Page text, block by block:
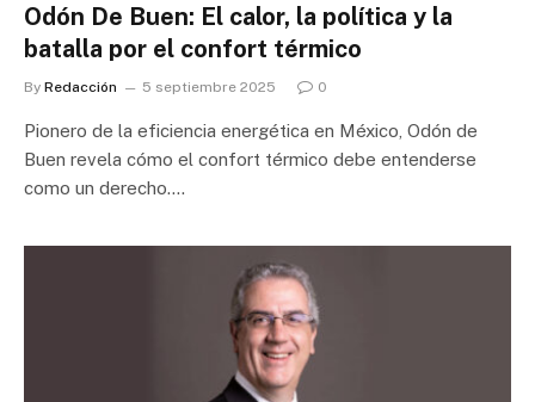
Odón De Buen: El calor, la política y la
batalla por el confort térmico
By Redacción 5 septiembre 2025 0
Pionero de la eficiencia energética en México, Odón de
Buen revela cómo el confort térmico debe entenderse
como un derecho.…